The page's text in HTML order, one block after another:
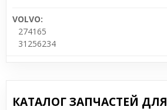
VOLVO:
274165
31256234
КАТАЛОГ ЗАПЧАСТЕЙ ДЛЯ